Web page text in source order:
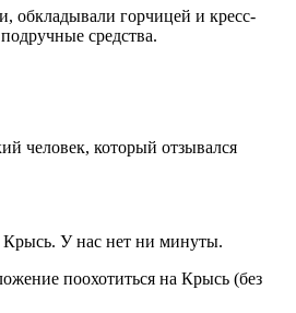
обкладывали горчицей и кресс-
средства.
человек, который отзывался
У нас нет ни минуты.
поохотиться на Крысь (без